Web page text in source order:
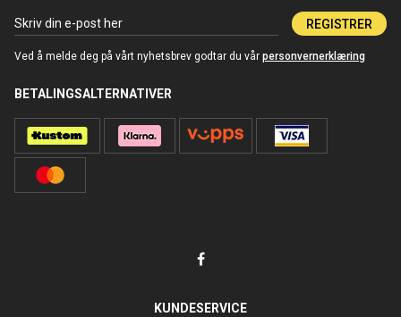
REGISTRER
Ved å melde deg på vårt nyhetsbrev godtar du vår personvernerklæring
BETALINGSALTERNATIVER
KUNDESERVICE